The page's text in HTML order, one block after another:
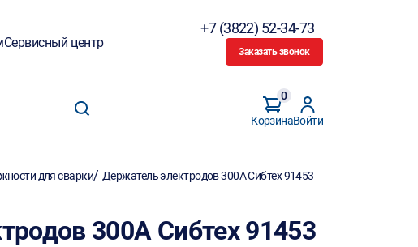
Сервисный центр
+7 (3822) 52-34-73
Заказать звонок
Корзина
0
Войти
для сварки/Держатель электродов 300А Сибтех 91453
300А Сибтех 91453